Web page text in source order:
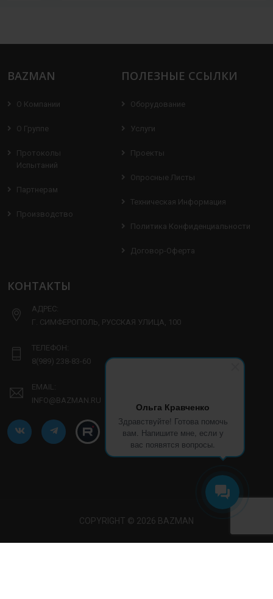
Ольга Кравченко
Здравствуйте! Готова помочь
вам. Напишите мне, если у
вас появятся вопросы.
BAZMAN
О Компании
О Группе
Протоколы
Испытаний
Партнерам
Производство
ПОЛЕЗНЫЕ ССЫЛКИ
Оборудование
Услуги
Проекты
Опросные Листы
Техническая Информация
Политика Конфиденциальности
Договор-Оферта
КОНТАКТЫ
АДРЕС:
Г. СИМФЕРОПОЛЬ, РУССКАЯ УЛИЦА, 100
ТЕЛЕФОН:
8(989) 238-83-60
EMAIL:
INFO@BAZMAN.RU
COPYRIGHT © 2026 BAZMAN